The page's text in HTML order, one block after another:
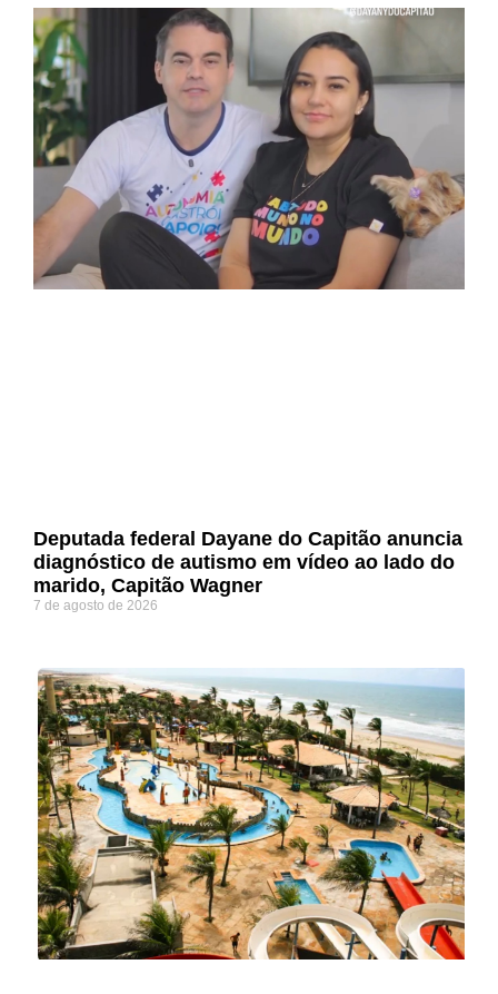
Deputada federal Dayane do Capitão anuncia
diagnóstico de autismo em vídeo ao lado do
marido, Capitão Wagner
7 de agosto de 2026